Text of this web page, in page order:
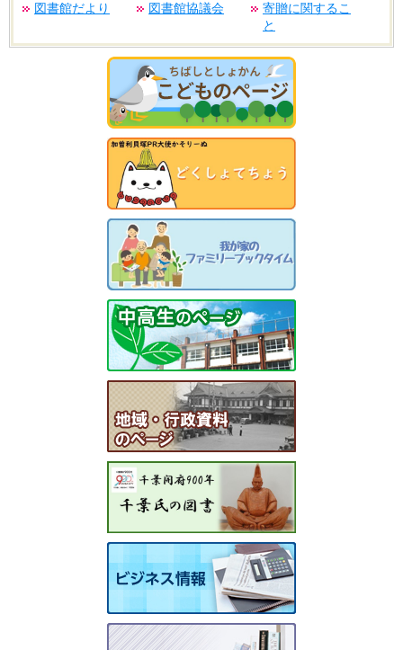
図書館だより 図書館協議会
寄贈に関するこ
と